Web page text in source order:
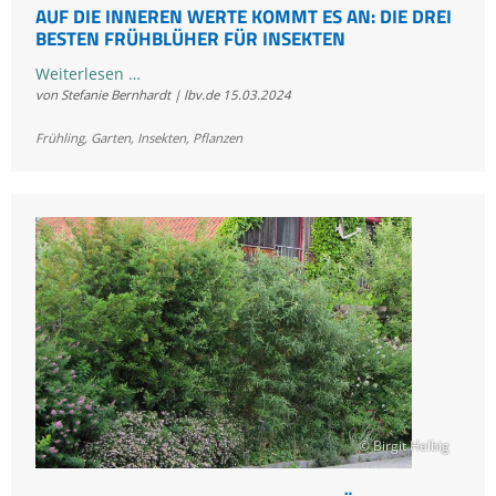
AUF DIE INNEREN WERTE KOMMT ES AN: DIE DREI
BESTEN FRÜHBLÜHER FÜR INSEKTEN
Weiterlesen …Auf
die
an:
Die
drei
besten
Frühblüher
für
Insekten
von Stefanie Bernhardt | lbv.de 15.03.2024
Frühling, Garten, Insekten, Pflanzen
© Birgit Helbig